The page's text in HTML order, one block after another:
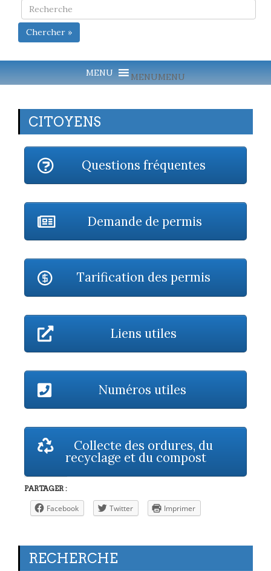
Chercher »
MENUMENU
CITOYENS
Questions fréquentes
Demande de permis
Tarification des permis
Liens utiles
Numéros utiles
Collecte des ordures, du
recyclage et du compost
PARTAGER :
Facebook Twitter Imprimer
RECHERCHE